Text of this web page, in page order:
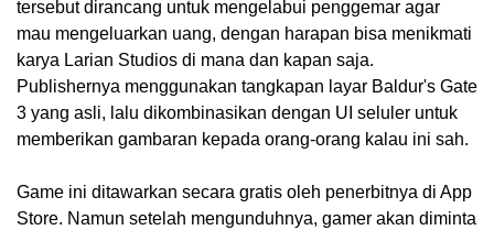
tersebut dirancang untuk mengelabui penggemar agar
mau mengeluarkan uang, dengan harapan bisa menikmati
karya Larian Studios di mana dan kapan saja.
Publishernya menggunakan tangkapan layar Baldur's Gate
3 yang asli, lalu dikombinasikan dengan UI seluler untuk
memberikan gambaran kepada orang-orang kalau ini sah.
Game ini ditawarkan secara gratis oleh penerbitnya di App
Store. Namun setelah mengunduhnya, gamer akan diminta